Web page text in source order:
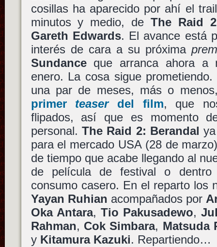
cosillas ha aparecido por ahí el
minutos y medio, deThe Raid
Gareth Edwards. El avance está
interés de cara a su próxima
Sundanceque arranca ahora a
enero. La cosa sigue
una par de meses, más o
primer teaserdel film, que
flipados, así que es momento
personal. The Raid 2: Berandal
para el mercado USA (28 de
de tiempo que acabe llegando al
de película de festival o
consumo casero. En el reparto los
Yayan Ruhian acompañados por
Oka Antara, Tio Pakusadewo,
Rahman, Cok Simbara, Matsuda
y Kitamura Kazuki. Repartiendo…